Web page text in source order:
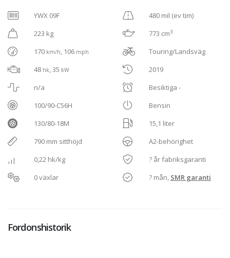
YWX 09F
223 kg
170 km/h, 106 mph
48 hk, 35 kW
n/a
100/90-C56H
130/80-18M
790 mm sitthöjd
0,22 hk/kg
0 växlar
480 mil (ev tim)
773 cm3
Touring/Landsväg
2019
Besiktiga -
Bensin
15,1 liter
A2-behörighet
? år fabriksgaranti
? mån, SMR garanti
Fordonshistorik